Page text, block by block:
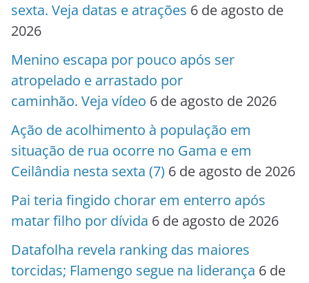
sexta. Veja datas e atrações 6 de agosto de
2026
Menino escapa por pouco após ser
atropelado e arrastado por
caminhão. Veja vídeo 6 de agosto de 2026
Ação de acolhimento à população em
situação de rua ocorre no Gama e em
Ceilândia nesta sexta (7) 6 de agosto de 2026
Pai teria fingido chorar em enterro após
matar filho por dívida 6 de agosto de 2026
Datafolha revela ranking das maiores
torcidas; Flamengo segue na liderança 6 de